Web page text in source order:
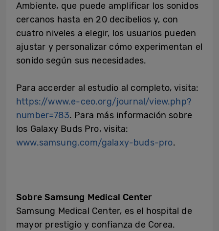
Ambiente, que puede amplificar los sonidos
cercanos hasta en 20 decibelios y, con
cuatro niveles a elegir, los usuarios pueden
ajustar y personalizar cómo experimentan el
sonido según sus necesidades.
Para accerder al estudio al completo, visita:
https://www.e-ceo.org/journal/view.php?
number=783. Para más información sobre
los Galaxy Buds Pro, visita:
www.samsung.com/galaxy-buds-pro.
Sobre Samsung Medical Center
Samsung Medical Center, es el hospital de
mayor prestigio y confianza de Corea.